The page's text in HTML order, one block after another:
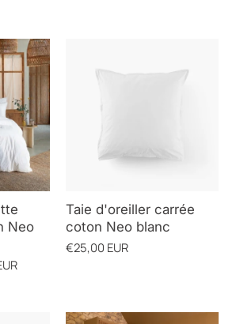
Neo
COULEUR
Taie d'oreiller carrée
coton Neo blanc
€25,00 EUR